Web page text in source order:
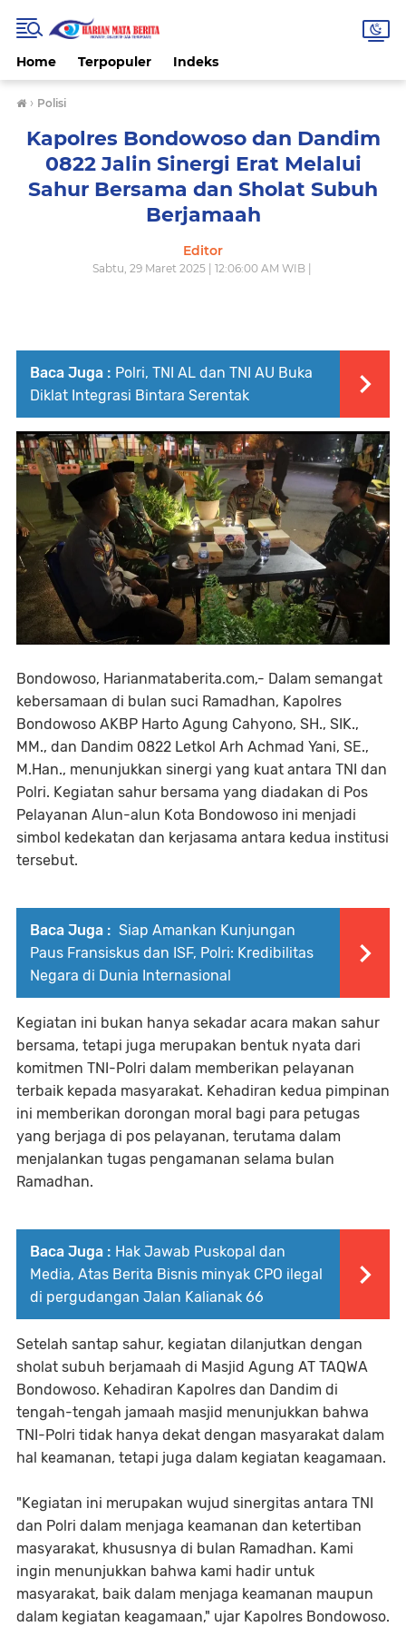
Home Terpopuler Indeks
› Polisi
Kapolres Bondowoso dan Dandim
0822 Jalin Sinergi Erat Melalui
Sahur Bersama dan Sholat Subuh
Berjamaah
Editor
Sabtu, 29 Maret 2025 | 12:06:00 AM WIB |
Baca Juga : Polri, TNI AL dan TNI AU Buka
Diklat Integrasi Bintara Serentak
Bondowoso, Harianmataberita.com,- Dalam semangat
kebersamaan di bulan suci Ramadhan, Kapolres
Bondowoso AKBP Harto Agung Cahyono, SH., SIK.,
MM., dan Dandim 0822 Letkol Arh Achmad Yani, SE.,
M.Han., menunjukkan sinergi yang kuat antara TNI dan
Polri. Kegiatan sahur bersama yang diadakan di Pos
Pelayanan Alun-alun Kota Bondowoso ini menjadi
simbol kedekatan dan kerjasama antara kedua institusi
tersebut.
Baca Juga : Siap Amankan Kunjungan
Paus Fransiskus dan ISF, Polri: Kredibilitas
Negara di Dunia Internasional
Kegiatan ini bukan hanya sekadar acara makan sahur
bersama, tetapi juga merupakan bentuk nyata dari
komitmen TNI-Polri dalam memberikan pelayanan
terbaik kepada masyarakat. Kehadiran kedua pimpinan
ini memberikan dorongan moral bagi para petugas
yang berjaga di pos pelayanan, terutama dalam
menjalankan tugas pengamanan selama bulan
Ramadhan.
Baca Juga : Hak Jawab Puskopal dan
Media, Atas Berita Bisnis minyak CPO ilegal
di pergudangan Jalan Kalianak 66
Setelah santap sahur, kegiatan dilanjutkan dengan
sholat subuh berjamaah di Masjid Agung AT TAQWA
Bondowoso. Kehadiran Kapolres dan Dandim di
tengah-tengah jamaah masjid menunjukkan bahwa
TNI-Polri tidak hanya dekat dengan masyarakat dalam
hal keamanan, tetapi juga dalam kegiatan keagamaan.
"Kegiatan ini merupakan wujud sinergitas antara TNI
dan Polri dalam menjaga keamanan dan ketertiban
masyarakat, khususnya di bulan Ramadhan. Kami
ingin menunjukkan bahwa kami hadir untuk
masyarakat, baik dalam menjaga keamanan maupun
dalam kegiatan keagamaan," ujar Kapolres Bondowoso.